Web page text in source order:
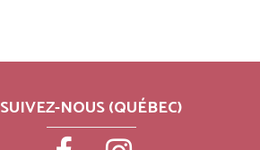
SUIVEZ-NOUS (QUÉBEC)